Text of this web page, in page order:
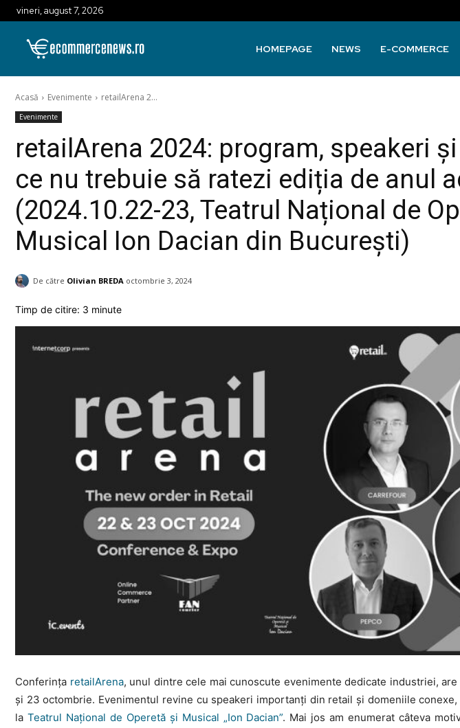
vineri, august 7, 2026
HOMEPAGE NEWS E-COMMERCE
Acasă Evenimente retailArena 2...
Evenimente
retailArena 2024: program, speakeri
ce nu trebuie să ratezi ediția de anul
(2024.10.22-23, Teatrul Național de
Musical Ion Dacian din București)
De către Olivian BREDA octombrie 3, 2024
Timp de citire: 3 minute
Conferința retailArena, unul dintre cele mai cunoscute evenimente dedicate industriei,
și 23 octombrie. Evenimentul revine cu speakeri importanți din retail și domeniile
la Teatrul Național de Operetă și Musical „Ion Dacian”. Mai jos am enumerat câteva